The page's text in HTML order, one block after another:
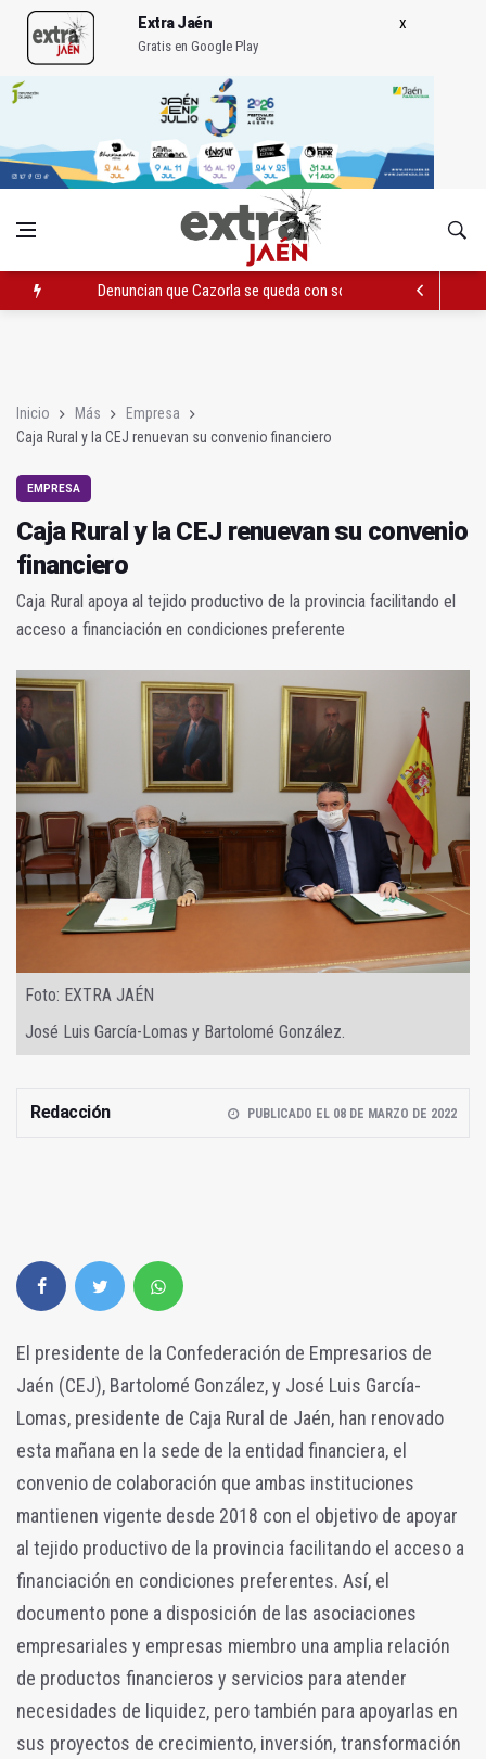
Extra Jaén
Gratis en Google Play
Denuncian que Cazorla se queda con solo dos bomberos por
Inicio Más
Empresa
Caja Rural y la CEJ renuevan su convenio financiero
EMPRESA
Caja Rural y la CEJ renuevan su convenio
financiero
Caja Rural apoya al tejido productivo de la provincia facilitando el
acceso a financiación en condiciones preferente
Foto: EXTRA JAÉN
José Luis García-Lomas y Bartolomé González.
Redacción PUBLICADO EL 08 DE MARZO DE 2022
El presidente de la Confederación de Empresarios de
Jaén (CEJ), Bartolomé González, y José Luis García-
Lomas, presidente de Caja Rural de Jaén, han renovado
esta mañana en la sede de la entidad financiera, el
convenio de colaboración que ambas instituciones
mantienen vigente desde 2018 con el objetivo de apoyar
al tejido productivo de la provincia facilitando el acceso a
financiación en condiciones preferentes. Así, el
documento pone a disposición de las asociaciones
empresariales y empresas miembro una amplia relación
de productos financieros y servicios para atender
necesidades de liquidez, pero también para apoyarlas en
sus proyectos de crecimiento, inversión, transformación